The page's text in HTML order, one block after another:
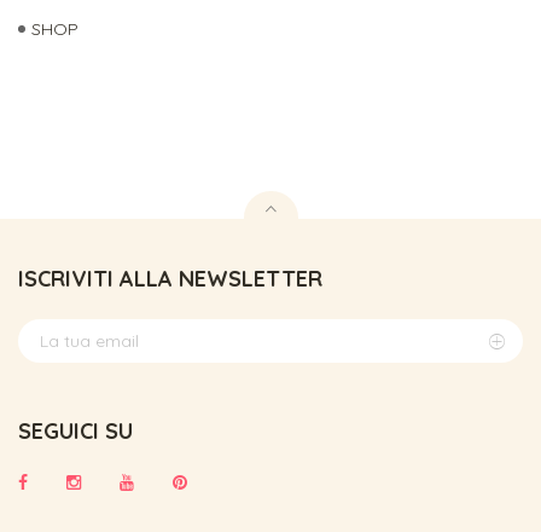
SHOP
ISCRIVITI ALLA NEWSLETTER
SEGUICI SU